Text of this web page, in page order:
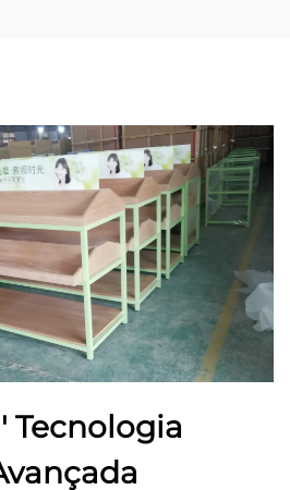
Tecnologia